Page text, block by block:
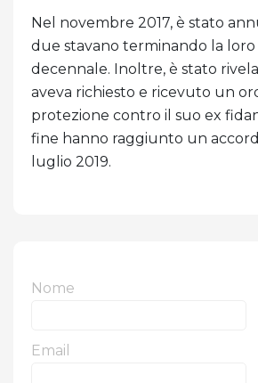
Nel novembre 2017, è stato
due stavano terminando la loro
decennale. Inoltre, è stato
aveva richiesto e ricevuto un
protezione contro il suo ex
fine hanno raggiunto un
luglio 2019.
Nome
Email